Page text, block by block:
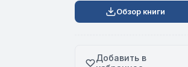
Обзор книги
Добавить в